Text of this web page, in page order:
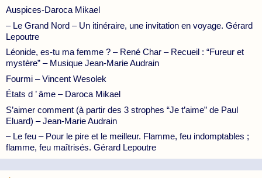
Auspices-Daroca Mikael
– Le Grand Nord – Un itinéraire, une invitation en voyage. Gérard
Lepoutre
Léonide, es-tu ma femme ? – René Char – Recueil : “Fureur et
mystère” – Musique Jean-Marie Audrain
Fourmi – Vincent Wesolek
États d ’ âme – Daroca Mikael
S’aimer comment (à partir des 3 strophes “Je t’aime” de Paul
Eluard) – Jean-Marie Audrain
– Le feu – Pour le pire et le meilleur. Flamme, feu indomptables ;
flamme, feu maîtrisés. Gérard Lepoutre